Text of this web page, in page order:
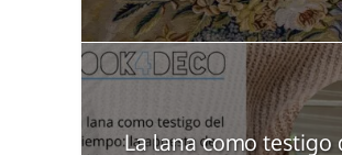
La lana como testigo